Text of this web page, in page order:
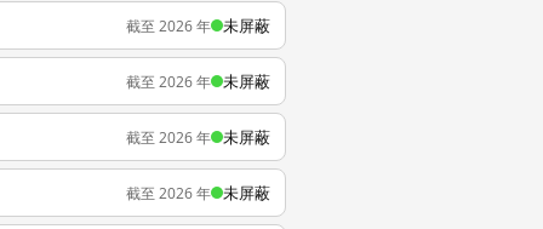
截至 2026 年 未屏蔽
截至 2026 年 未屏蔽
截至 2026 年 未屏蔽
截至 2026 年 未屏蔽